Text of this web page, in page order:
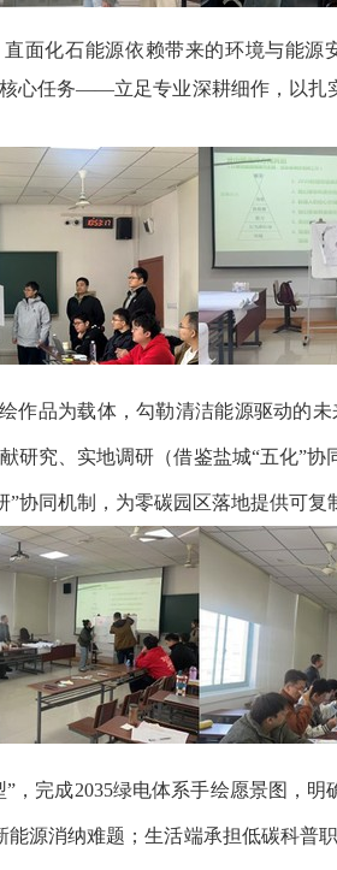
直面化石能源依赖带来的环境与能
心任务——立足专业深耕细作，以扎
作品为载体，勾勒清洁能源驱动的
研究、实地调研（借鉴盐城“五化”协
”协同机制，为零碳园区落地提供可复
”，完成2035绿电体系手绘愿景图，明
源消纳难题；生活端承担低碳科普